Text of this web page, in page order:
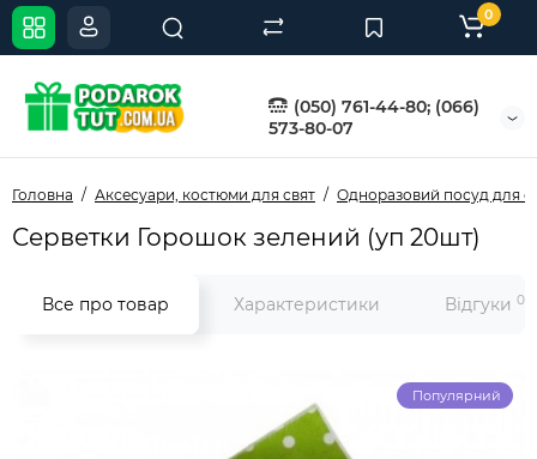
(050) 761-44-80; (066)
573-80-07
0
Головна Аксесуари, костюми для свят Одноразовий посуд для
Серветки Горошок зелений (уп 20шт)
Все про товар Характеристики Відгуки 0
Популярний